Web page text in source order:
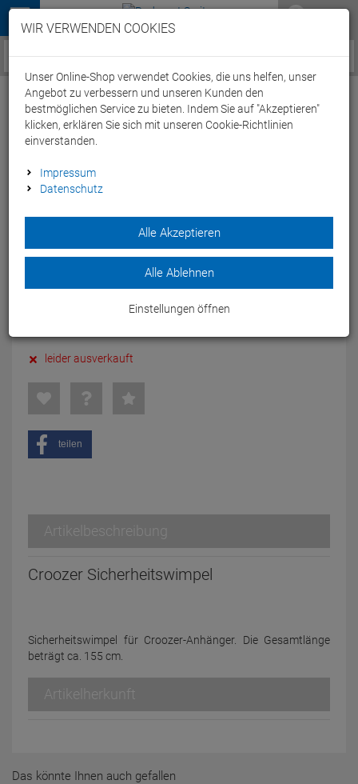
Menü
Service / Hilfe
Croozer Sicherheitswimpel
1,55 m langer Stab mit signal-orangem Wimpel im Croozer-
Design.
leider ausverkauft
teilen
Artikelbeschreibung
Croozer Sicherheitswimpel
Sicherheitswimpel für Croozer-Anhänger. Die Gesamtlänge
beträgt ca. 155 cm.
Artikelherkunft
Das könnte Ihnen auch gefallen
WIR VERWENDEN COOKIES
Unser Online-Shop verwendet Cookies, die uns helfen, unser
Angebot zu verbessern und unseren Kunden den
bestmöglichen Service zu bieten. Indem Sie auf "Akzeptieren"
klicken, erklären Sie sich mit unseren Cookie-Richtlinien
einverstanden.
Impressum
Datenschutz
Alle Akzeptieren
Alle Ablehnen
Einstellungen öffnen